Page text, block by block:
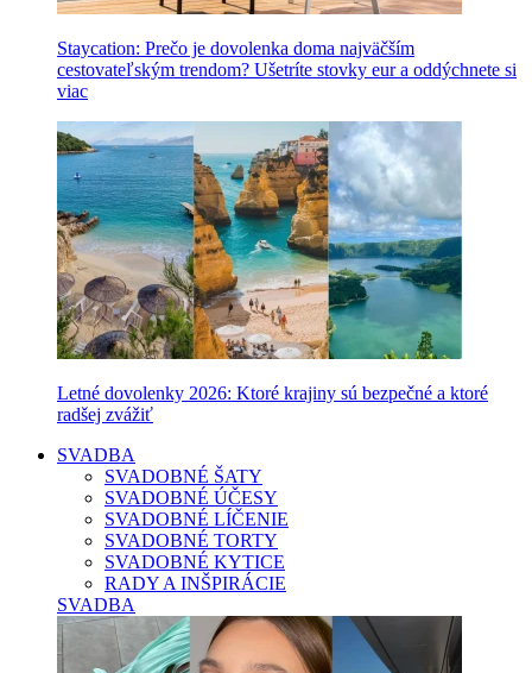
Staycation: Prečo je dovolenka doma najväčším
cestovateľským trendom? Ušetríte stovky eur a oddýchnete si
viac
Letné dovolenky 2026: Ktoré krajiny sú bezpečné a ktoré
radšej zvážiť
SVADBA
SVADOBNÉ ŠATY
SVADOBNÉ ÚČESY
SVADOBNÉ LÍČENIE
SVADOBNÉ TORTY
SVADOBNÉ KYTICE
RADY A INŠPIRÁCIE
SVADBA